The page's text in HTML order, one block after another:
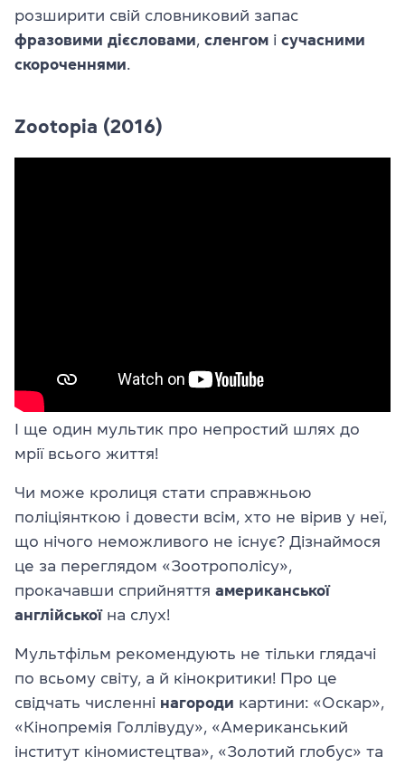
розширити свій словниковий запас
фразовими дієсловами, сленгом і сучасними
скороченнями.
Zootopia (2016)
І ще один мультик про непростий шлях до
мрії всього життя!
Чи може кролиця стати справжньою
поліціянткою і довести всім, хто не вірив у неї,
що нічого неможливого не існує? Дізнаймося
це за переглядом «Зоотрополісу»,
прокачавши сприйняття американської
англійськоїна слух!
Мультфільм рекомендують не тільки глядачі
по всьому світу, а й кінокритики! Про це
свідчать численні нагороди картини: «Оскар»,
«Кінопремія Голлівуду», «Американський
інститут кіномистецтва», «Золотий глобус» та